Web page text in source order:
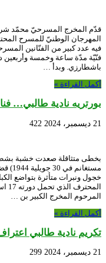
قدّم المخرج المسرحيّ محمّد
فيه عدد كبير من الفنّانين
فنّيّة مدّة ساعة وخمسة
باشطارزي. وبدأ …
أكمل القراءة »
بورتريه نادية طالبي…
21 ديسمبر، 2024 422
بخطى متثاقلة صعدت خشبة
خجول ونبرات متأثرة بتواضع
المرحوم المخرج الكبير بن …
أكمل القراءة »
تكريم نادية طالبي
21 ديسمبر، 2024 299